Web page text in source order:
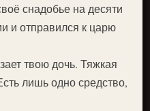
снадобье на десяти
и отправился к царю
твою дочь. Тяжкая
лишь одно средство,